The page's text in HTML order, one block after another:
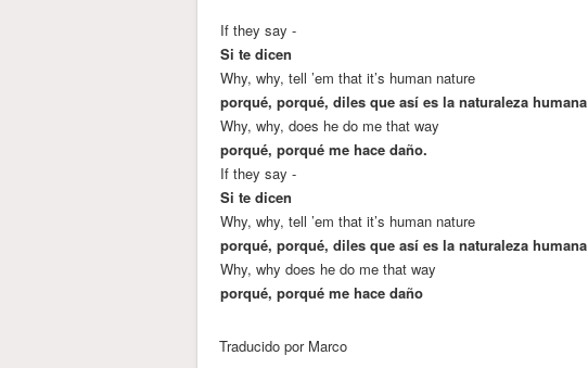
If they say -
Si te dicen
Why, why, tell ’em that it’s human nature
porqué, porqué, diles que así es la naturaleza humana
Why, why, does he do me that way
porqué, porqué me hace daño.
If they say -
Si te dicen
Why, why, tell ’em that it’s human nature
porqué, porqué, diles que así es la naturaleza humana
Why, why does he do me that way
porqué, porqué me hace daño
Traducido por Marco